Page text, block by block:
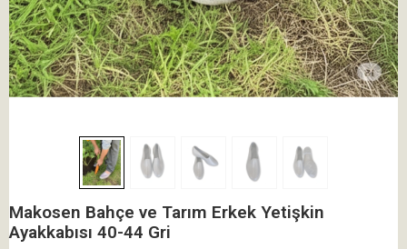
Makosen Bahçe ve Tarım Erkek Yetişkin
Ayakkabısı 40-44 Gri